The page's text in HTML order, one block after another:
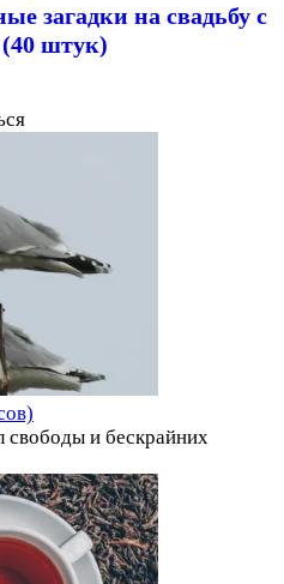
загадки на свадьбу с
штук)
и бескрайних